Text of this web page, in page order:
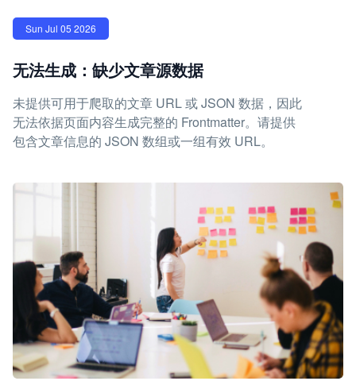
Sun Jul 05 2026
无法生成：缺少文章源数据
未提供可用于爬取的文章 URL 或 JSON 数据，因此
无法依据页面内容生成完整的 Frontmatter。请提供
包含文章信息的 JSON 数组或一组有效 URL。